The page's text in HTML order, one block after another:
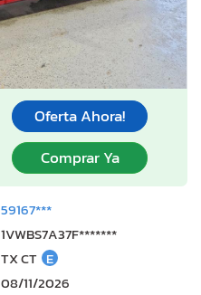
Oferta Ahora!
Comprar Ya
59167***
1VWBS7A37F*******
TX CT E
08/11/2026